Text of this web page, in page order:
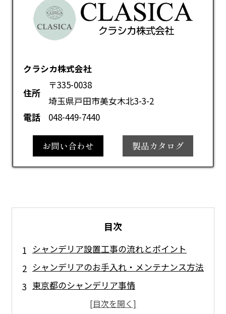
クラシカ株式会社
住所
〒335-0038
埼玉県戸田市美女木北3-3-2
電話
048-449-7440
お問い合わせ 製品カタログ
目次
シャンデリア設置工事の流れとポイント
シャンデリアのお手入れ・メンテナンス方法
東京都のシャンデリア事情
東京都でシャンデリアが選ばれる理由